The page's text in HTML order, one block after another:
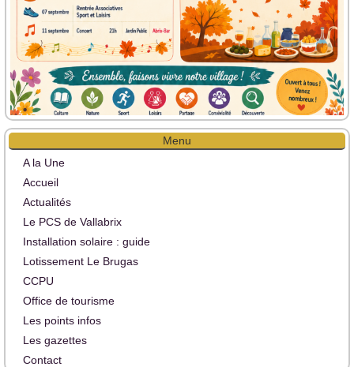
Menu
A la Une
Accueil
Actualités
Le PCS de Vallabrix
Installation solaire : guide
Lotissement Le Brugas
CCPU
Office de tourisme
Les points infos
Les gazettes
Contact